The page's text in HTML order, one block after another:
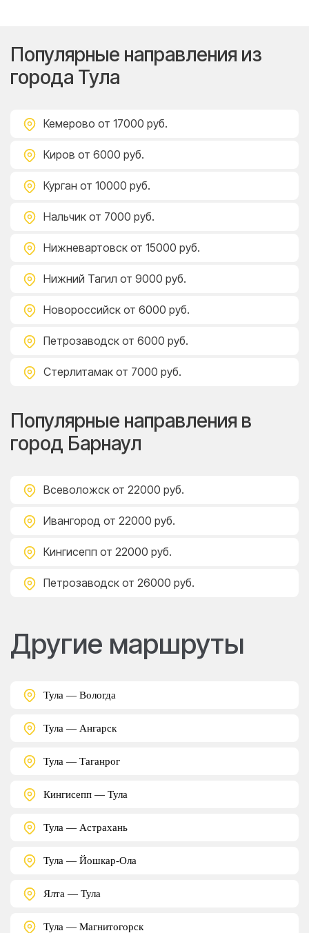
Популярные направления из
города Тула
Кемерово от 17000 руб.
Киров от 6000 руб.
Курган от 10000 руб.
Нальчик от 7000 руб.
Нижневартовск от 15000 руб.
Нижний Тагил от 9000 руб.
Новороссийск от 6000 руб.
Петрозаводск от 6000 руб.
Стерлитамак от 7000 руб.
Популярные направления в
город Барнаул
Всеволожск от 22000 руб.
Ивангород от 22000 руб.
Кингисепп от 22000 руб.
Петрозаводск от 26000 руб.
Другие маршруты
Тула — Вологда
Тула — Ангарск
Тула — Таганрог
Кингисепп — Тула
Тула — Астрахань
Тула — Йошкар-Ола
Ялта — Тула
Тула — Магнитогорск